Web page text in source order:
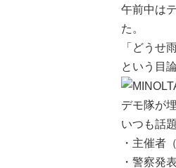
午前中は
た。
「どうせ
という目
デモ隊が
いつも話
・主催者
・警察発